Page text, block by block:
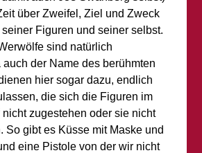
über Zweifel, Ziel und Zweck
Figuren und seiner selbst.
sind natürlich
auch der Name des berühmten
hier sogar dazu, endlich
die sich die Figuren im
nicht zugestehen oder sie nicht
So gibt es Küsse mit Maske und
eine Pistole von der wir nicht